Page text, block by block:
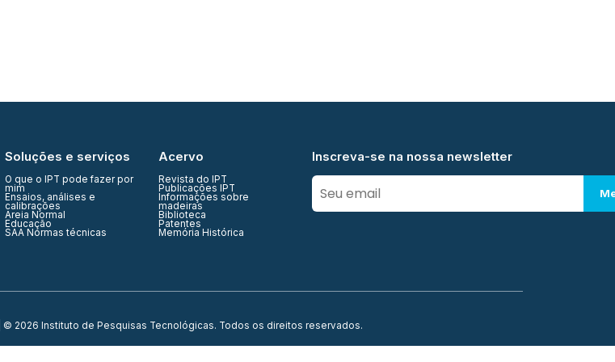
Soluções e serviços
O que o IPT pode fazer por
mim
Ensaios, análises e
calibrações
Areia Normal
Educação
SAA Normas técnicas
Acervo
Revista do IPT
Publicações IPT
Informações sobre
madeiras
Biblioteca
Patentes
Memória Histórica
Inscreva-se na nossa newsletter
| © 2026 Instituto de Pesquisas Tecnológicas. Todos os direitos reservados.